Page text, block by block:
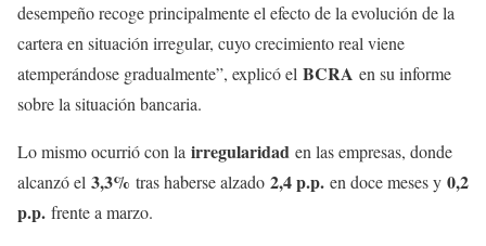
desempeño recoge principalmente el efecto de la evolución de la
cartera en situación irregular, cuyo crecimiento real viene
atemperándose gradualmente”, explicó el BCRA en su informe
sobre la situación bancaria.
Lo mismo ocurrió con la irregularidad en las empresas, donde
alcanzó el 3,3% tras haberse alzado 2,4 p.p. en doce meses y 0,2
p.p. frente a marzo.